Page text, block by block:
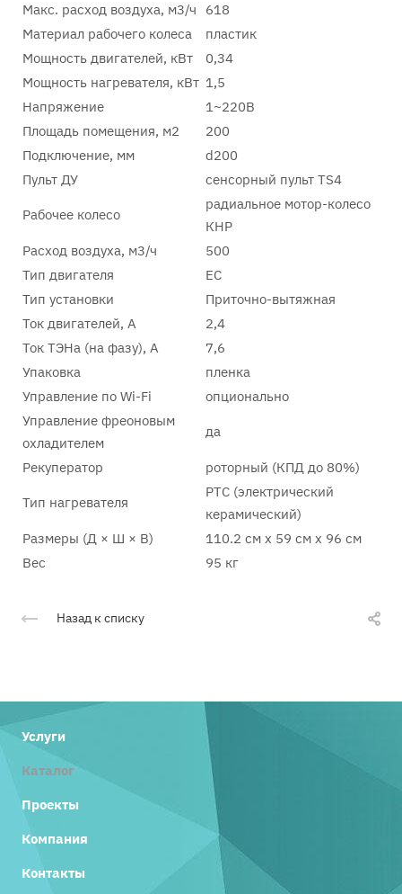
Макс. расход воздуха, м3/ч
618
Материал рабочего колеса
пластик
Мощность двигателей, кВт
0,34
Мощность нагревателя, кВт 1,5
Напряжение
1~220В
Площадь помещения, м2
200
Подключение, мм
d200
Пульт ДУ
сенсорный пульт TS4
Рабочее колесо
радиальное мотор-колесо
КНР
Расход воздуха, м3/ч
500
Тип двигателя
EC
Тип установки
Приточно-вытяжная
Ток двигателей, А
2,4
Ток ТЭНа (на фазу), А
7,6
Упаковка
пленка
Управление по Wi-Fi
опционально
Управление фреоновым
охладителем
да
Рекуператор роторный (КПД до 80%)
Тип нагревателя
PTC (электрический
керамический)
Размеры (Д × Ш × В)
110.2 см x 59 см x 96 см
Вес
95 кг
Назад к списку
Услуги
Каталог
Проекты
Компания
Контакты